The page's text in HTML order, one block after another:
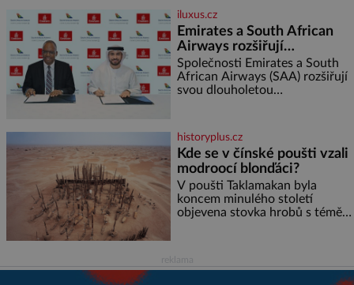
od sebe přítele od samého
začátku odhán
iluxus.cz
Emirates a South African
Airways rozšiřují
partnerství. Cestujícím
nově zpřístupní dalších
devět destinací v jižní a
Společnosti Emirates a South
African Airways (SAA) rozšiřují
svou dlouholetou
cestujícím devět dalších
destinací v jižní a střední Africe
a u
historyplus.cz
Kde se v čínské poušti vzali
modroocí blonďáci?
V poušti Taklamakan byla
koncem minulého století
objevena stovka hrobů s téměř